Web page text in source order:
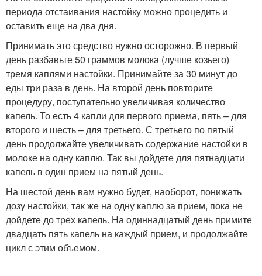
периода отстаивания настойку можно процедить и
оставить еще на два дня.
Принимать это средство нужно осторожно. В первый
день разбавьте 50 граммов молока (лучше козьего)
тремя каплями настойки. Принимайте за 30 минут до
еды три раза в день. На второй день повторите
процедуру, поступательно увеличивая количество
капель. То есть 4 капли для первого приема, пять – для
второго и шесть – для третьего. С третьего по пятый
день продолжайте увеличивать содержание настойки в
молоке на одну каплю. Так вы дойдете для пятнадцати
капель в один прием на пятый день.
На шестой день вам нужно будет, наоборот, понижать
дозу настойки, так же на одну каплю за прием, пока не
дойдете до трех капель. На одиннадцатый день примите
двадцать пять капель на каждый прием, и продолжайте
цикл с этим объемом.